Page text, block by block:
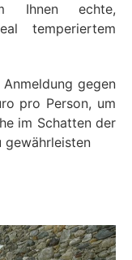
Ihnen echte,
temperiertem
gegen
pro Person, um
im Schatten der
gewährleisten